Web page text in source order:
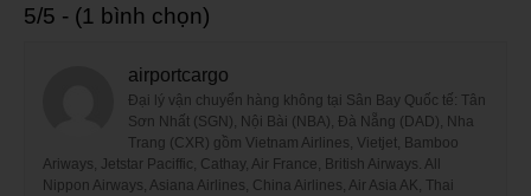
5/5 - (1 bình chọn)
airportcargo
Đại lý vận chuyển hàng không tại Sân Bay Quốc tế: Tân
Sơn Nhất (SGN), Nội Bài (NBA), Đà Nẵng (DAD), Nha
Trang (CXR) gồm Vietnam Airlines, Vietjet, Bamboo
Ariways, Jetstar Paciffic, Cathay, Air France, British Airways. All
Nippon Airways, Asiana Airlines, China Airlines, Air Asia AK, Thai